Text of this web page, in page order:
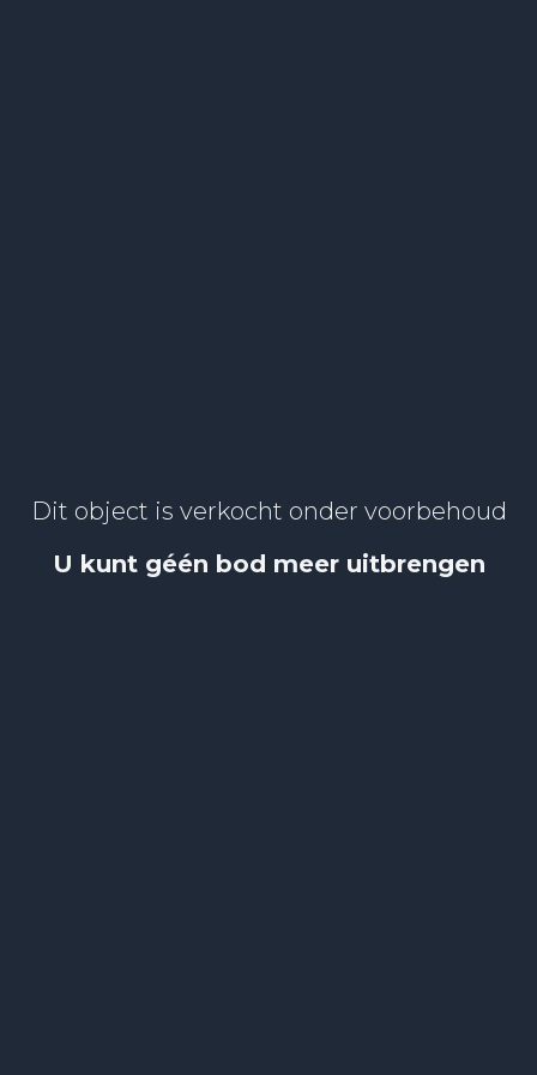
Dit object is verkocht onder voorbehoud
U kunt géén bod meer uitbrengen